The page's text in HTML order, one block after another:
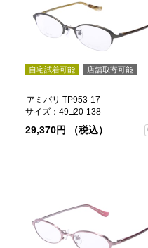
自宅試着可能 店舗取寄可能
アミパリ TP953-17
サイズ：49□20-138
29,370円 （税込）